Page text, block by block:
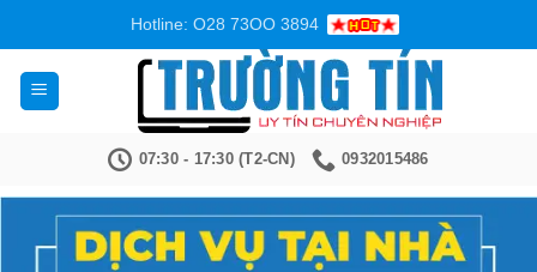
nội
dung
Hotline: O28 73OO 3894
07:30 - 17:30 (T2-CN) 0932015486